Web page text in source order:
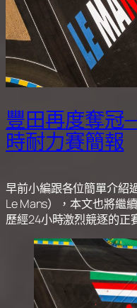
豐田再度奪冠
時耐力賽簡報
早前小編跟各位簡單介紹
Le Mans），本文也將繼
歷經24小時激烈競逐的正